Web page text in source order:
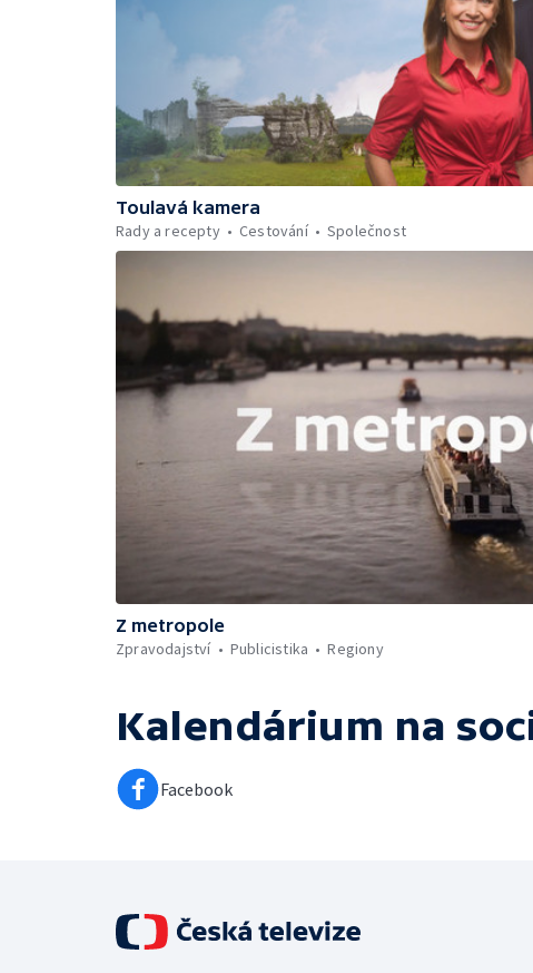
Toulavá kamera
Rady a recepty
Cestování Společnost
Z metropole
Zpravodajství
Publicistika Regiony
Kalendárium na
Facebook